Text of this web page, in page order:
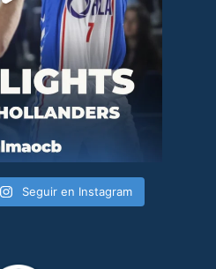
Seguir en Instagram